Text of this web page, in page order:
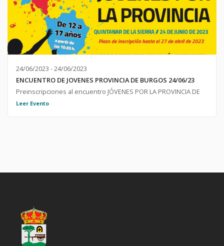
24/06/2023 - 24/06/2023
ENCUENTRO DE JOVENES PROVINCIA DE BURGOS 24/06/23
Preinscripciones al encuentro JÓVENES POR LA PROVINCIA DE
BURGOS; 24 DE JUNIO 2023 ;
Leer Evento